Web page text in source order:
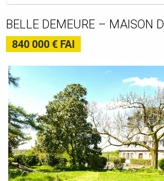
BELLE DEMEURE – MAISON
840 000 € FAI